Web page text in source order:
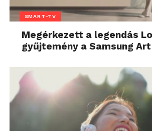
SMART-TV
Megérkezett a legendás
gyűjtemény a Samsung